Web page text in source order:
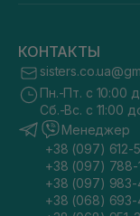
КОНТАКТЫ
Пн.-Пт. с 10:00
Сб.-Вс. с 11:00
Менеджер
+38 (097) 612-
+38 (097) 788-
+38 (097) 983-
+38 (068)